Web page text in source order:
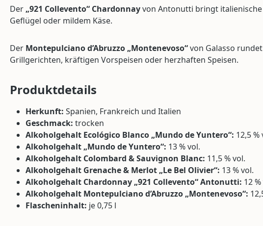
Der „921 Collevento“ Chardonnayvon Antonutti bringt italienische
Geflügel oder mildem Käse.
Der Montepulciano d’Abruzzo „Montenevoso“von Galasso
Grillgerichten, kräftigen Vorspeisen oder herzhaften Speisen.
Produktdetails
Herkunft: Spanien, Frankreich und Italien
Geschmack: trocken
Alkoholgehalt Ecológico Blanco „Mundo de Yuntero“: 12,5 %
Alkoholgehalt „Mundo de Yuntero“: 13 % vol.
Alkoholgehalt Colombard & Sauvignon Blanc: 11,5 % vol.
Alkoholgehalt Grenache & Merlot „Le Bel Olivier“: 13 % vol.
Alkoholgehalt Chardonnay „921 Collevento“ Antonutti: 12
Alkoholgehalt Montepulciano d’Abruzzo „Montenevoso“:
Flascheninhalt: je 0,75 l